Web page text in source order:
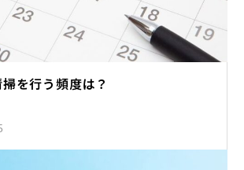
を行う頻度は？